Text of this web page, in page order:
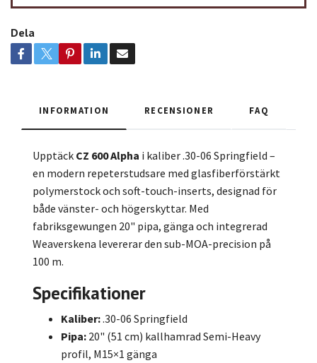
Dela
INFORMATION RECENSIONER FAQ
Upptäck CZ 600 Alpha i kaliber .30-06 Springfield –
en modern repeterstudsare med glasfiberförstärkt
polymerstock och soft-touch-inserts, designad för
både vänster- och högerskyttar. Med
fabriksgewungen 20" pipa, gänga och integrerad
Weaverskena levererar den sub-MOA-precision på
100 m.
Specifikationer
Kaliber:.30-06 Springfield
Pipa: 20" (51 cm) kallhamrad Semi-Heavy
profil, M15×1 gänga